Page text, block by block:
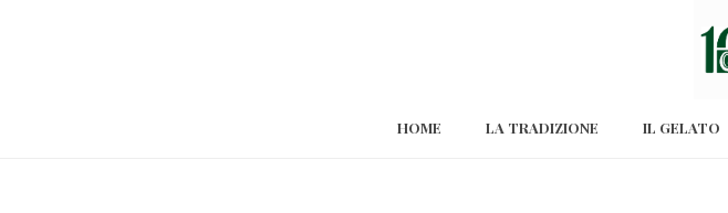
HOME LA TRADIZIONE IL GELATO